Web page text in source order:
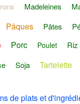
Madeleines
Pâques Pâtes
Porc Poulet Riz
Soja Tartelette
de plats et